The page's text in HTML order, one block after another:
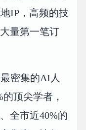
IP，高频的技
量第一笔订
密集的AI人
顶尖学者，
全市近40%的